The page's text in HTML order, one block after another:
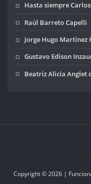
Hasta siempre
Raúl Barreto Capelli
Jorge Hugo Martínez
Gustavo Edison
Beatriz Alicia Anglet
Copyright © 2026 |